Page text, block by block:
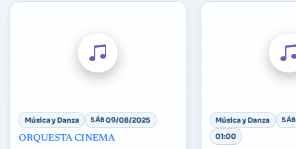
Música y Danza SÁB09/08/2025
ORQUESTA CINEMA
Música y Danza SÁB
01:00